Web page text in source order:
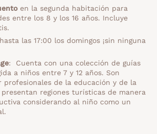
en la segunda habitación para
entre los 8 y los 16 años. Incluye
las 17:00 los domingos ¡sin ninguna
: Cuenta con una colección de guías
a niños entre 7 y 12 años. Son
profesionales de la educación y de la
regiones turísticas de manera
considerando al niño como un